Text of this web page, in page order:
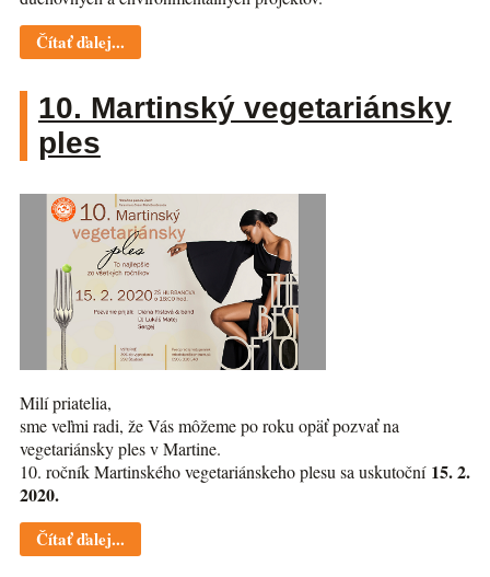
Čítať ďalej...
10. Martinský vegetariánsky
ples
Milí priatelia,
sme veľmi radi, že Vás môžeme po roku opäť pozvať na
vegetariánsky ples v Martine.
10. ročník Martinského vegetariánskeho plesu sa uskutoční 15. 2.
2020.
Čítať ďalej...